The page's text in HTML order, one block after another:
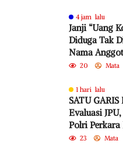
4 jam lalu
Janji “Uang
Diduga Tak
Nama
dari PKB Jadi
20 Mata
1 hari lalu
SATU GARIS
Evaluasi
Polri Perkara
Sorotan
23 Mata